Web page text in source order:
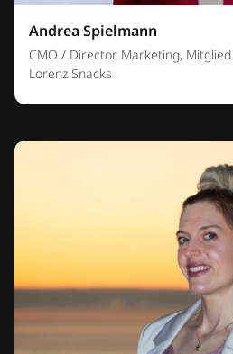
Andrea Spielmann
CMO / Director Marketing,
Lorenz Snacks